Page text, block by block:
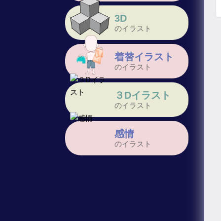
3D
のイラスト
着替イラスト
のイラスト
３Dイラスト
のイラスト
感情
のイラスト